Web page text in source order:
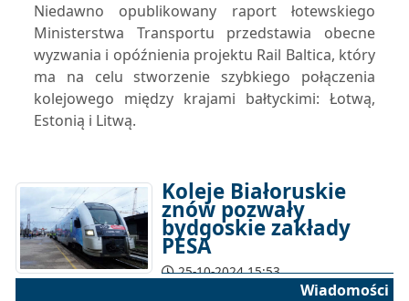
Niedawno opublikowany raport łotewskiego
Ministerstwa Transportu przedstawia obecne
wyzwania i opóźnienia projektu Rail Baltica, który
ma na celu stworzenie szybkiego połączenia
kolejowego między krajami bałtyckimi: Łotwą,
Estonią i Litwą.
Koleje Białoruskie
znów pozwały
bydgoskie zakłady
PESA
25-10-2024 15:53
Wiadomości